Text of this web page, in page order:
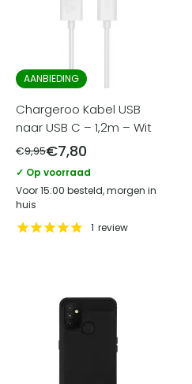
AANBIEDING
Chargeroo Kabel USB
naar USB C – 1,2m – Wit
€9,95€7,80
✓ Op voorraad
Voor 15:00 besteld, morgen in
huis
1 review